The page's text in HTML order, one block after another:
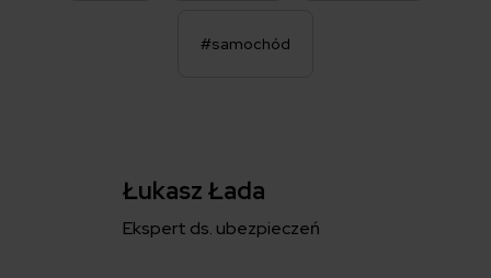
#samochód
Łukasz Łada
Ekspert ds. ubezpieczeń